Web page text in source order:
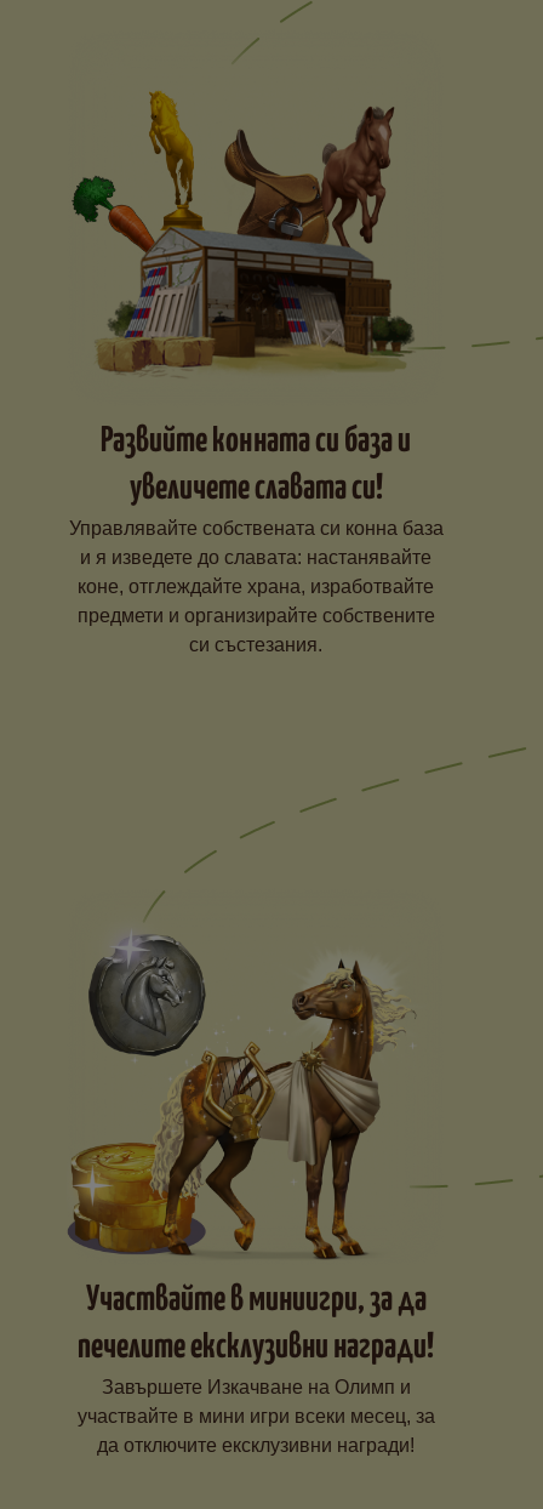
Развийте конната си база и
увеличете славата си!
Управлявайте собствената си конна база
и я изведете до славата: настанявайте
коне, отглеждайте храна, изработвайте
предмети и организирайте собствените
си състезания.
Участвайте в миниигри, за да
печелите ексклузивни награди!
Завършете Изкачване на Олимп и
участвайте в мини игри всеки месец, за
да отключите ексклузивни награди!